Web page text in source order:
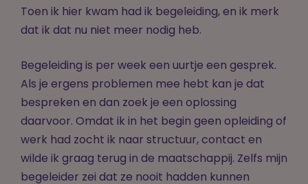
Toen ik hier kwam had ik begeleiding, en ik merk
dat ik dat nu niet meer nodig heb.
Begeleiding is per week een uurtje een gesprek.
Als je ergens problemen mee hebt kan je dat
bespreken en dan zoek je een oplossing
daarvoor. Omdat ik in het begin geen opleiding of
werk had zocht ik naar structuur, contact en
wilde ik graag terug in de maatschappij. Zelfs mijn
begeleider zei dat ze nooit hadden kunnen